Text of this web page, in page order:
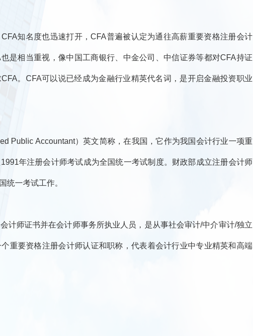
知名度也迅速打开，CFA普遍被认定为通往高薪重要资格注册会计
是相当重视，像中国工商银行、中金公司、中信证券等都对CFA持证
。CFA可以说已经成为金融行业精英代名词，是开启金融投资职业
Accountant）英文简称，在我国，它作为我国会计行业一项重
年注册会计师考试成为全国统一考试制度。财政部成立注册会计师
统一考试工作。
师证书并在会计师事务所执业人员，是从事社会审计/中介审计/独立
重要资格注册会计师认证和职称，代表着会计行业中专业精英和高端